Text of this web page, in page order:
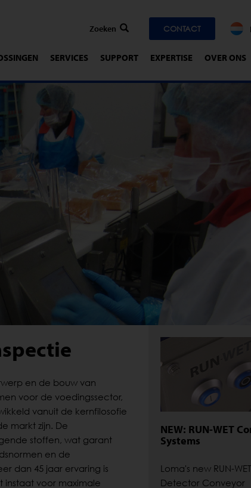
CONTACT
SERVICES SUPPORT EXPERTISE OVER ONS
en de bouw van
voor de voedingssector,
vanuit de kernfilosofie
markt zijn. De
stoffen, wat garant
en de
dan 45 jaar ervaring is
voor maximale
NEW: RUN-WET
Systems
Loma's new RUN-WET
Detector Conveyor